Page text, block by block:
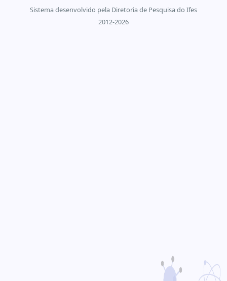
Sistema desenvolvido pela Diretoria de Pesquisa do Ifes
2012-2026